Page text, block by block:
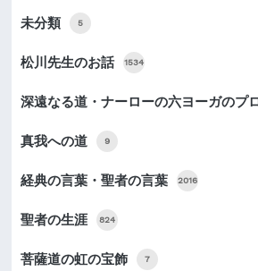
未分類 5
松川先生のお話 1534
深遠なる道・ナーローの六ヨーガのプ
真我への道 9
経典の言葉・聖者の言葉 2016
聖者の生涯 824
菩薩道の虹の宝飾 7